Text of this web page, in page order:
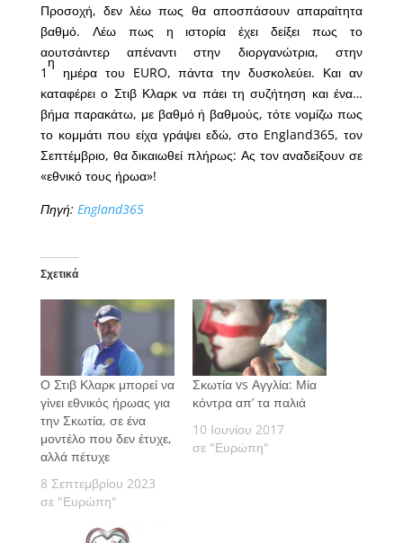
Προσοχή, δεν λέω πως θα αποσπάσουν απαραίτητα
βαθμό. Λέω πως η ιστορία έχει δείξει πως το
αουτσάιντερ απέναντι στην διοργανώτρια, στην
1
η
ημέρα του EURO, πάντα την δυσκολεύει. Και αν
καταφέρει ο Στιβ Κλαρκ να πάει τη συζήτηση και ένα…
βήμα παρακάτω, με βαθμό ή βαθμούς, τότε νομίζω πως
το κομμάτι που είχα γράψει εδώ, στο England365, τον
Σεπτέμβριο, θα δικαιωθεί πλήρως: Ας τον αναδείξουν σε
«εθνικό τους ήρωα»!
Πηγή: England365
Σχετικά
Ο Στιβ Κλαρκ μπορεί να
γίνει εθνικός ήρωας για
την Σκωτία, σε ένα
μοντέλο που δεν έτυχε,
αλλά πέτυχε
8 Σεπτεμβρίου 2023
σε "Ευρώπη"
Σκωτία vs Αγγλία: Μία
κόντρα απ’ τα παλιά
10 Ιουνίου 2017
σε "Ευρώπη"